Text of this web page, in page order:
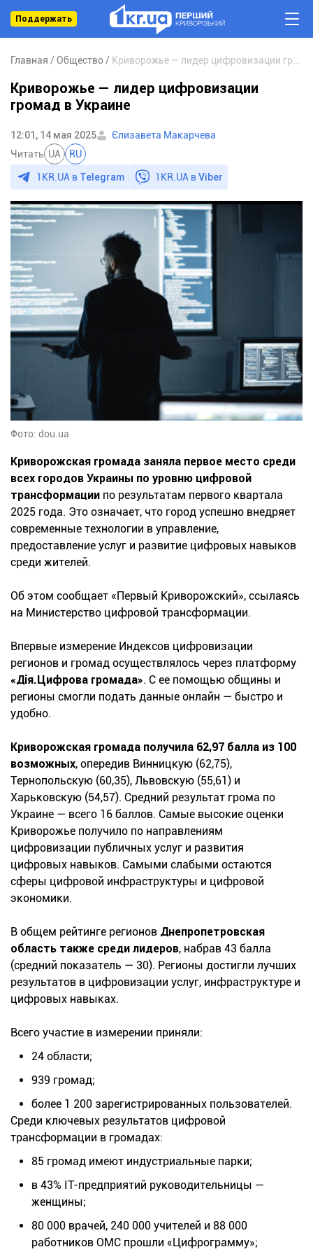
Поддержать
Главная Общество
Криворожье — лидер цифровизации
громад в Украине
12:01, 14 мая 2025
Єлизавета Макарчева
Читать UA RU
1KR.UA в Telegram 1KR.UA вViber
Фото: dou.ua
Криворожская громада заняла первое место среди
всех городов Украины по уровню цифровой
трансформации по результатам первого квартала
2025 года. Это означает, что город успешно внедряет
современные технологии в управление,
предоставление услуг и развитие цифровых навыков
среди жителей.
Об этом сообщает «Первый Криворожский», ссылаясь
на Министерство цифровой трансформации.
Впервые измерение Индексов цифровизации
регионов и громад осуществлялось через платформу
«Дія.Цифрова громада». С ее помощью общины и
регионы смогли подать данные онлайн — быстро и
удобно.
Криворожская громада получила 62,97 балла из 100
возможных, опередив Винницкую (62,75),
Тернопольскую (60,35), Львовскую (55,61) и
Харьковскую (54,57). Средний результат грома по
Украине — всего 16 баллов. Самые высокие оценки
Криворожье получило по направлениям
цифровизации публичных услуг и развития
цифровых навыков. Самыми слабыми остаются
сферы цифровой инфраструктуры и цифровой
экономики.
В общем рейтинге регионов Днепропетровская
область также среди лидеров, набрав 43 балла
(средний показатель — 30). Регионы достигли лучших
результатов в цифровизации услуг, инфраструктуре и
цифровых навыках.
Всего участие в измерении приняли:
24 области;
939 громад;
более 1 200 зарегистрированных пользователей.
Среди ключевых результатов цифровой
трансформации в громадах:
85 громад имеют индустриальные парки;
в 43% ІТ-предприятий руководительницы —
женщины;
80 000 врачей, 240 000 учителей и 88 000
работников ОМС прошли «Цифрограмму»;